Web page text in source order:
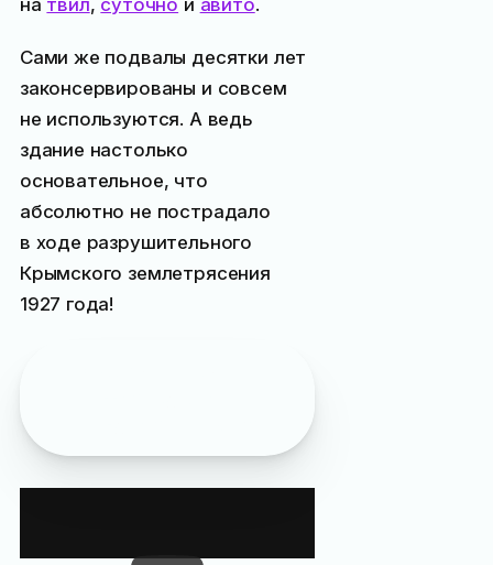
на твил, суточно и авито.
Сами же подвалы десятки лет
законсервированы и совсем
не используются. А ведь
здание настолько
основательное, что
абсолютно не пострадало
в ходе разрушительного
Крымского землетрясения
1927 года!